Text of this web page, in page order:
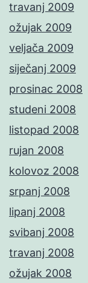
travanj 2009
ožujak 2009
veljača 2009
siječanj 2009
prosinac 2008
studeni 2008
listopad 2008
rujan 2008
kolovoz 2008
srpanj 2008
lipanj 2008
svibanj 2008
travanj 2008
ožujak 2008